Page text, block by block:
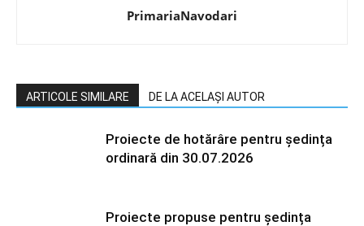
PrimariaNavodari
ARTICOLE SIMILARE DE LA ACELAȘI AUTOR
Proiecte de hotărâre pentru ședința
ordinară din 30.07.2026
Proiecte propuse pentru ședința